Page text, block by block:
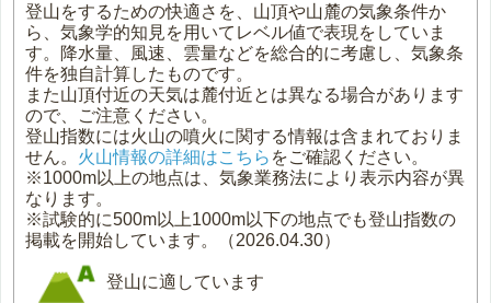
登山をするための快適さを、山頂や山麓の気象条件か
ら、気象学的知見を用いてレベル値で表現をしていま
す。降水量、風速、雲量などを総合的に考慮し、気象条
件を独自計算したものです。
また山頂付近の天気は麓付近とは異なる場合があります
ので、ご注意ください。
登山指数には火山の噴火に関する情報は含まれておりま
せん。 火山情報の詳細はこちら をご確認ください。
※1000m以上の地点は、気象業務法により表示内容が異
なります。
※試験的に500m以上1000m以下の地点でも登山指数の
掲載を開始しています。（2026.04.30）
登山に適しています